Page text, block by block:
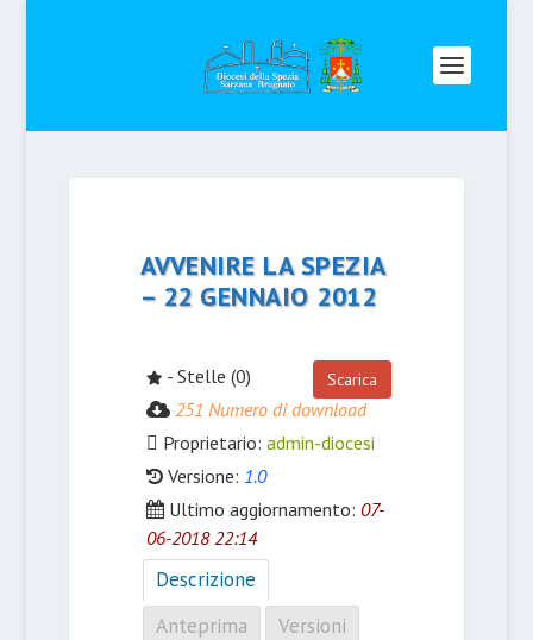
AVVENIRE LA SPEZIA
– 22 GENNAIO 2012
Scarica
- Stelle (0)
251 Numero di download
Proprietario: admin-diocesi
Versione: 1.0
Ultimo aggiornamento: 07-
06-2018 22:14
Descrizione
Anteprima
Versioni